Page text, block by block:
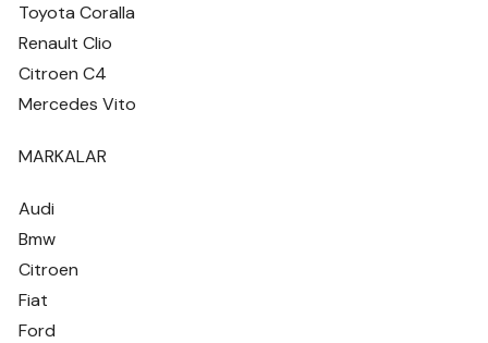
Toyota Coralla
Renault Clio
Citroen C4
Mercedes Vito
MARKALAR
Audi
Bmw
Citroen
Fiat
Ford